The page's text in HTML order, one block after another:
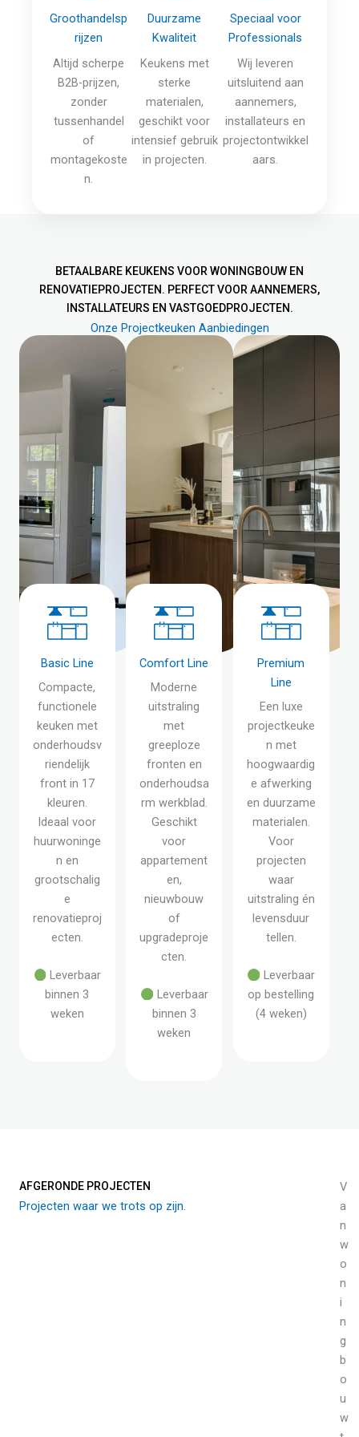
Groothandelsp
rijzen
Altijd scherpe
B2B-prijzen,
zonder
tussenhandel
of
montagekoste
n.
Duurzame
Kwaliteit
Keukens met
sterke
materialen,
geschikt voor
intensief gebruik
in projecten.
Speciaal voor
Professionals
Wij leveren
uitsluitend aan
aannemers,
installateurs en
projectontwikkel
aars.
BETAALBARE KEUKENS VOOR WONINGBOUW EN
RENOVATIEPROJECTEN. PERFECT VOOR AANNEMERS,
INSTALLATEURS EN VASTGOEDPROJECTEN.
Onze Projectkeuken Aanbiedingen
Basic Line
Compacte,
functionele
keuken met
onderhoudsv
riendelijk
front in 17
kleuren.
Ideaal voor
huurwoninge
n en
grootschalig
e
renovatieproj
ecten.
Leverbaar
binnen 3
weken
Comfort Line
Moderne
uitstraling
met
greeploze
fronten en
onderhoudsa
rm werkblad.
Geschikt
voor
appartement
en,
nieuwbouw
of
upgradeproje
cten.
Leverbaar
binnen 3
weken
Premium
Line
Een luxe
projectkeuke
n met
hoogwaardig
e afwerking
en duurzame
materialen.
Voor
projecten
waar
uitstraling én
levensduur
tellen.
Leverbaar
op bestelling
(4 weken)
AFGERONDE PROJECTEN
Projecten waar we trots op zijn.
V
a
n
w
o
n
i
n
g
b
o
u
w